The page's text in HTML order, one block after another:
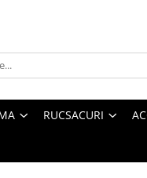
RUCSACURI